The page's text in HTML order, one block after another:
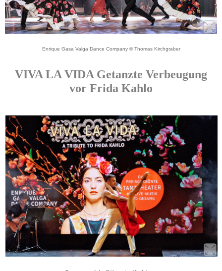
Enrique Gasa Valga Dance Company © Thomas Kirchgraber
VIVA LA VIDA Getanzte Verbeugung
vor Frida Kahlo